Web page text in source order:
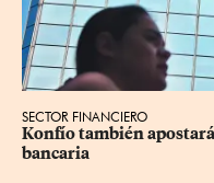
SECTOR FINANCIERO
Konfío también
bancaria